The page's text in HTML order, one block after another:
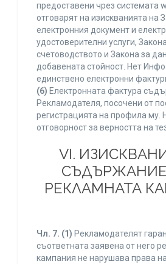
предоставени чрез системата
отговарят на изискванията на
електронния документ и
удостоверителни услуги,
счетоводството и Закона за
добавената стойност. Нет
единствено електронни
(6) Електронната фактура
Рекламодателя, посочени от
регистрацията на профила му.
отговорност за верността на
VI.
РЕКЛАМНАТА
Чл. 7. (1) Рекламодателят
съответната заявена от него
кампания не нарушава права